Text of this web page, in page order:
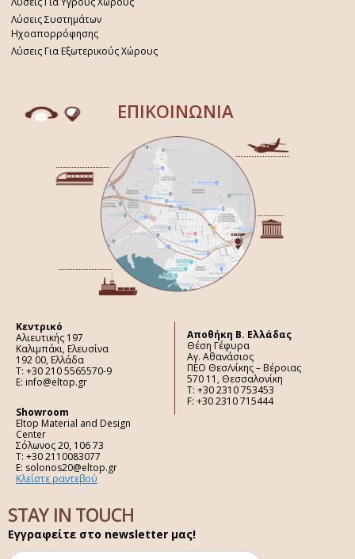
Λύσεις Συστημάτων
Ηχοαπορρόφησης
Λύσεις Για Εξωτερικούς Χώρους
ΕΠΙΚΟΙΝΩΝΙΑ
Κεντρικό
Αλιευτικής 197
Καλιμπάκι, Ελευσίνα
192 00, Ελλάδα
Τ: +30 210 5565570-9
E: info@eltop.gr
Showroom
Eltop Material and Design
Center
Σόλωνος 20, 106 73
Τ: +30 2110083077
E: solonos20@eltop.gr
Κλείστε ραντεβού
Aποθήκη Β. Ελλάδας
Θέση Γέφυρα
Αγ. Αθανάσιος
ΠΕΟ Θεσ/νίκης – Βέροιας
570 11, Θεσσαλονίκη
Τ: +30 2310 753453
F: +30 2310 715444
STAY IN TOUCH
Εγγραφείτε στο newsletter μας!